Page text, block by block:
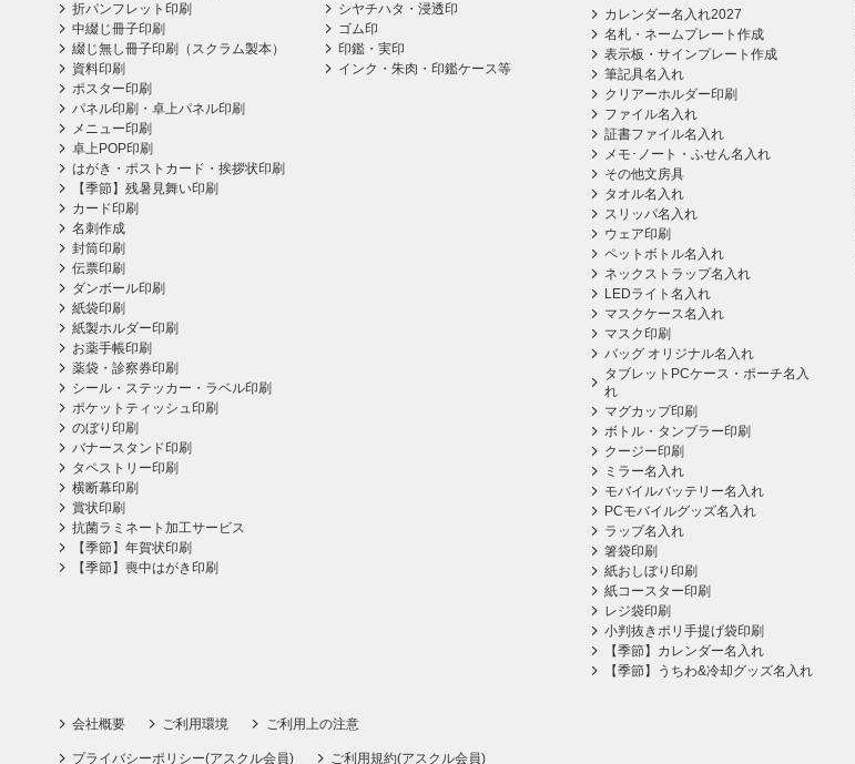
折パンフレット印刷
中綴じ冊子印刷
綴じ無し冊子印刷（スクラム製本）
資料印刷
ポスター印刷
パネル印刷・卓上パネル印刷
メニュー印刷
卓上POP印刷
はがき・ポストカード・挨拶状印刷
【季節】残暑見舞い印刷
カード印刷
名刺作成
封筒印刷
伝票印刷
ダンボール印刷
紙袋印刷
紙製ホルダー印刷
お薬手帳印刷
薬袋・診察券印刷
シール・ステッカー・ラベル印刷
ポケットティッシュ印刷
のぼり印刷
バナースタンド印刷
タペストリー印刷
横断幕印刷
賞状印刷
抗菌ラミネート加工サービス
【季節】年賀状印刷
【季節】喪中はがき印刷
シヤチハタ・浸透印
ゴム印
印鑑・実印
インク・朱肉・印鑑ケース等
カレンダー名入れ2027
名札・ネームプレート作成
表示板・サインプレート作成
筆記具名入れ
クリアーホルダー印刷
ファイル名入れ
証書ファイル名入れ
メモ･ノート・ふせん名入れ
その他文房具
タオル名入れ
スリッパ名入れ
ウェア印刷
ペットボトル名入れ
ネックストラップ名入れ
LEDライト名入れ
マスクケース名入れ
マスク印刷
バッグ オリジナル名入れ
タブレットPCケース・ポーチ名入
れ
マグカップ印刷
ボトル・タンブラー印刷
クージー印刷
ミラー名入れ
モバイルバッテリー名入れ
PCモバイルグッズ名入れ
ラップ名入れ
箸袋印刷
紙おしぼり印刷
紙コースター印刷
レジ袋印刷
小判抜きポリ手提げ袋印刷
【季節】カレンダー名入れ
【季節】うちわ&冷却グッズ名入れ
会社概要 ご利用環境 ご利用上の注意
プライバシーポリシー(アスクル会員) ご利用規約(アスクル会員)